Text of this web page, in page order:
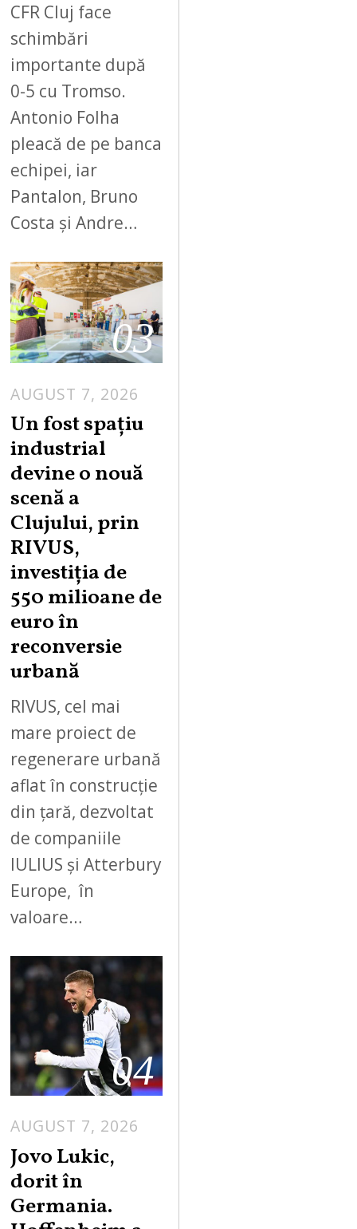
CFR Cluj face
schimbări
importante după
0-5 cu Tromso.
Antonio Folha
pleacă de pe banca
echipei, iar
Pantalon, Bruno
Costa și Andre…
03
AUGUST 7, 2026
Un fost spațiu
industrial
devine o nouă
scenă a
Clujului, prin
RIVUS,
investiția de
550 milioane de
euro în
reconversie
urbană
RIVUS, cel mai
mare proiect de
regenerare urbană
aflat în construcție
din țară, dezvoltat
de companiile
IULIUS și Atterbury
Europe, în
valoare…
04
AUGUST 7, 2026
Jovo Lukic,
dorit în
Germania.